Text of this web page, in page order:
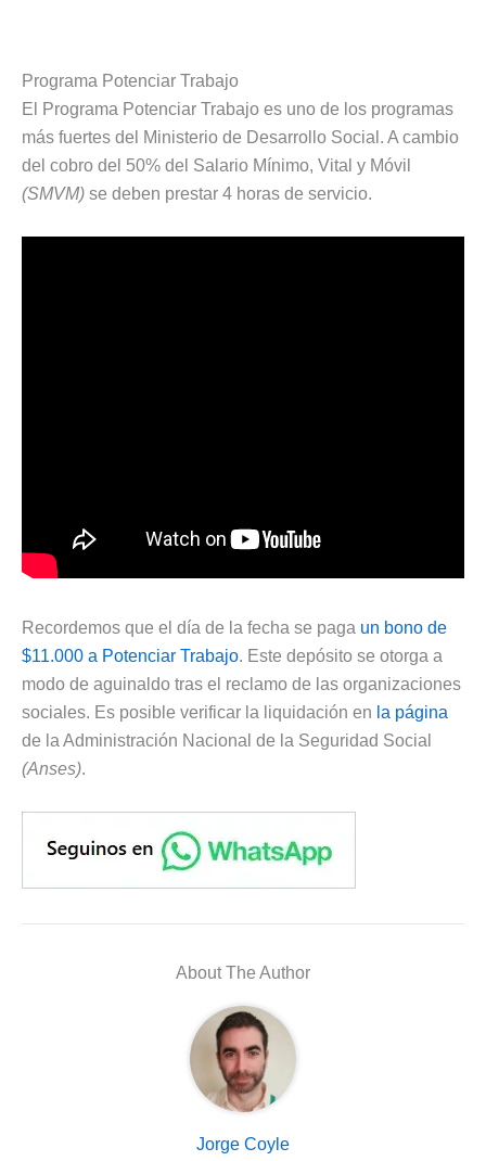
Programa Potenciar Trabajo
El Programa Potenciar Trabajo es uno de los programas
más fuertes del Ministerio de Desarrollo Social. A cambio
del cobro del 50% del Salario Mínimo, Vital y Móvil
(SMVM) se deben prestar 4 horas de servicio.
Recordemos que el día de la fecha se paga un bono de
$11.000 a Potenciar Trabajo. Este depósito se otorga a
modo de aguinaldo tras el reclamo de las organizaciones
sociales. Es posible verificar la liquidación en la página
de la Administración Nacional de la Seguridad Social
(Anses).
About The Author
Jorge Coyle